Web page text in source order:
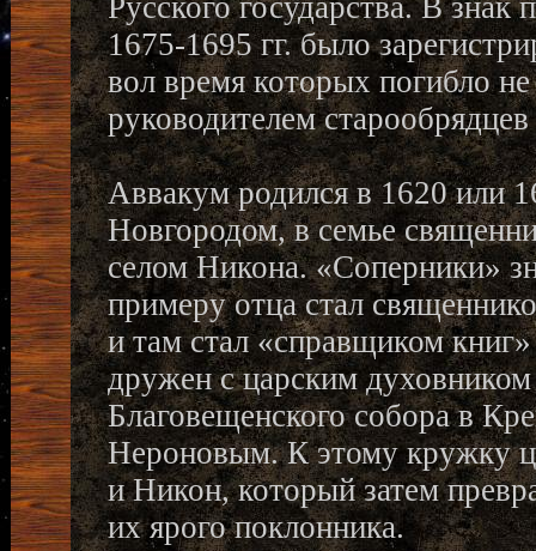
Русского государства. В
1675-1695 гг. было
вол время которых погибло
руководителем
Аввакум родился в 1620 или
Новгородом, в семье
селом Никона. «Соперники»
примеру отца стал
и там стал «справщиком
дружен с царским
Благовещенского собора в
Нероновым. К этому кружку
и Никон, который затем
их ярого поклонника.